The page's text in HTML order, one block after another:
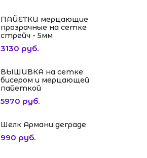
ПАЙЕТКИ мерцающие
прозрачные на сетке
стрейч - 5мм
3130 руб.
ВЫШИВКА на сетке
бисером и мерцающей
пайеткой
5970 руб.
Шелк Армани деграде
990 руб.